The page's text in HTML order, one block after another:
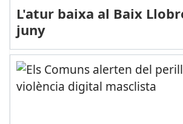
L'atur baixa al Baix
juny